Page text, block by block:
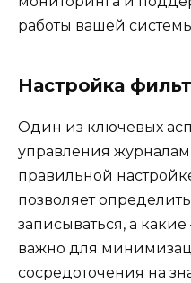
работы вашей
Настройка
Один из ключевых
управления
правильной
позволяет
записываться, а
важно для
сосредоточения на